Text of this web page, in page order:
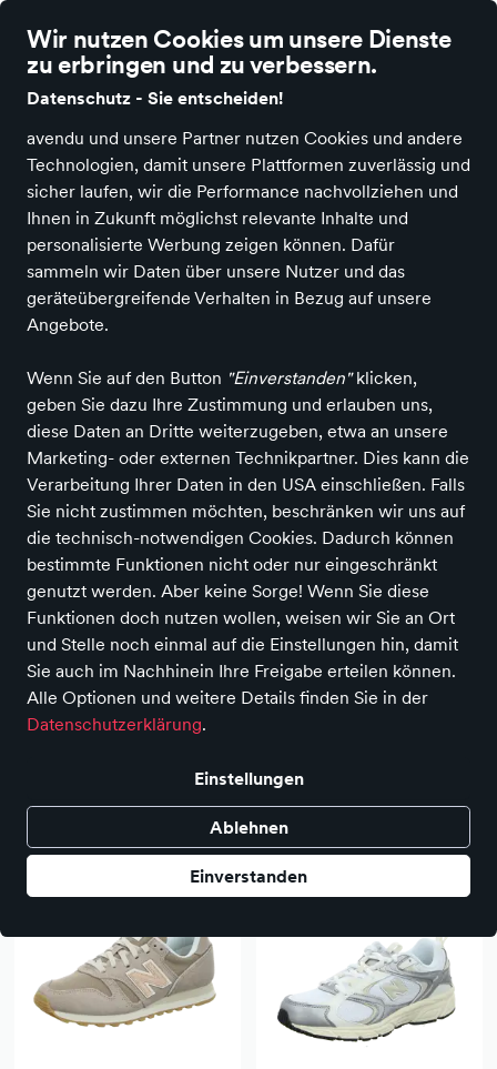
Wir nutzen Cookies um unsere Dienste
zu erbringen und zu verbessern.
Datenschutz - Sie entscheiden!
avendu und unsere Partner nutzen Cookies und andere
Technologien, damit unsere Plattformen zuverlässig und
sicher laufen, wir die Performance nachvollziehen und
Ihnen in Zukunft möglichst relevante Inhalte und
personalisierte Werbung zeigen können. Dafür
sammeln wir Daten über unsere Nutzer und das
geräteübergreifende Verhalten in Bezug auf unsere
Angebote.
Wenn Sie auf den Button "Einverstanden"klicken,
geben Sie dazu Ihre Zustimmung und erlauben uns,
diese Daten an Dritte weiterzugeben, etwa an unsere
Marketing- oder externen Technikpartner. Dies kann die
Verarbeitung Ihrer Daten in den USA einschließen. Falls
Sie nicht zustimmen möchten, beschränken wir uns auf
die technisch-notwendigen Cookies. Dadurch können
bestimmte Funktionen nicht oder nur eingeschränkt
genutzt werden. Aber keine Sorge! Wenn Sie diese
Funktionen doch nutzen wollen, weisen wir Sie an Ort
und Stelle noch einmal auf die Einstellungen hin, damit
Sie auch im Nachhinein Ihre Freigabe erteilen können.
Alle Optionen und weitere Details finden Sie in der
Datenschutzerklärung.
Einstellungen
Ablehnen
Einverstanden
New Balance
Alle Produkte
Größe
Sneaker
89,95 €
New Balance
Sneaker
89,95 €